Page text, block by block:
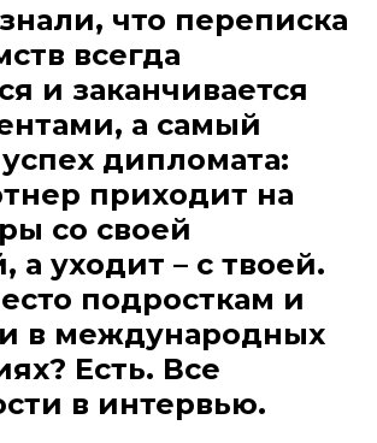
что переписка
всегда
и заканчивается
а самый
дипломата:
приходит на
со своей
а уходит – с твоей.
подросткам и
в международных
Есть. Все
в интервью.